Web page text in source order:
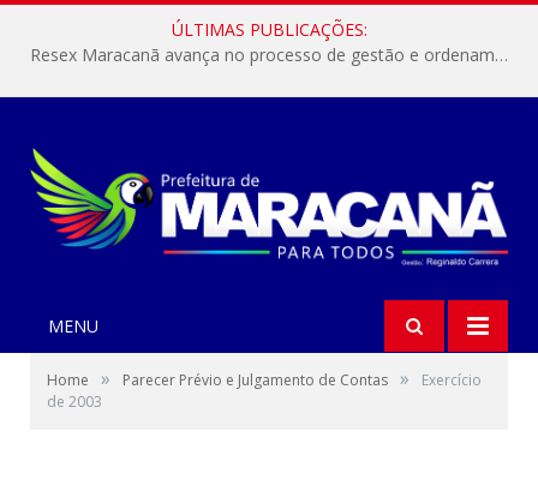
ÚLTIMAS PUBLICAÇÕES:
Resex Maracanã avança no processo de gestão e ordenamento do turismo em nossas áreas protegidas.
MENU
Home » Parecer Prévio e Julgamento de Contas »
Exercício
de 2003